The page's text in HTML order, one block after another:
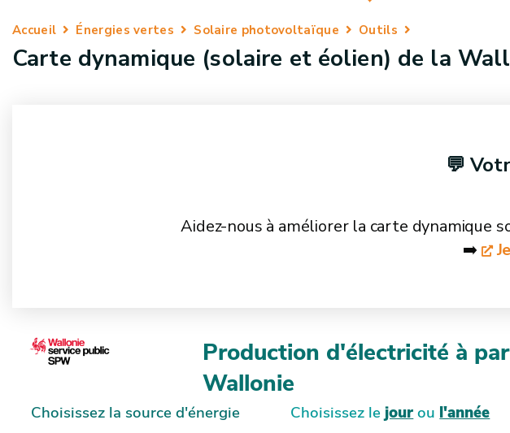
Accueil Énergies vertes Solaire photovoltaïque Outils
Carte dynamique (solaire et éolien) de la
💬
Aidez-nous à améliorer la carte dynamique
➡️